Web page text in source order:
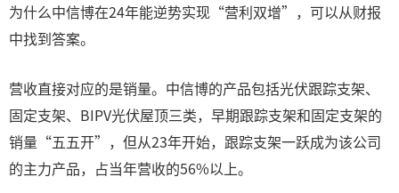
为什么中信博在24年能逆势实现“营利双增”，可以从财报
中找到答案。
营收直接对应的是销量。中信博的产品包括光伏跟踪支架、
固定支架、BIPV光伏屋顶三类，早期跟踪支架和固定支架的
销量“五五开”，但从23年开始，跟踪支架一跃成为该公司
的主力产品，占当年营收的56%以上。